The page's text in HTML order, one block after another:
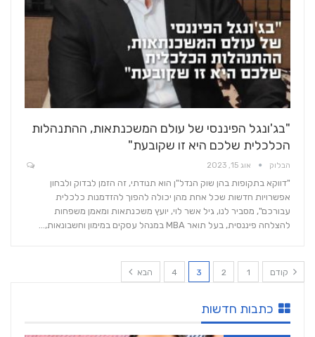
"בג'ונגל הפיננסי של עולם המשכנתאות, ההתנהלות
הכלכלית שלכם היא זו שקובעת"
הבלוק אוג 15, 2023
"דווקא בתקופות בהן שוק הנדל"ן הוא תנודתי, זה הזמן לבדוק ולבחון
אפשרויות חדשות שכל אחת מהן יכולה להפוך להזדמנות כלכלית
עבורכם", מסביר לנו, גיל אשר לוי, יועץ משכנתאות ומאמן משפחות
להצלחה פיננסית, בעל תואר MBA במנהל עסקים במימון וחשבונאות,…
קודם 1
2
3
4 הבא
כתבות חדשות